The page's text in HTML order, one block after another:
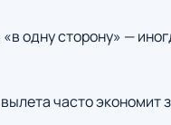
одну сторону» —
часто экономит